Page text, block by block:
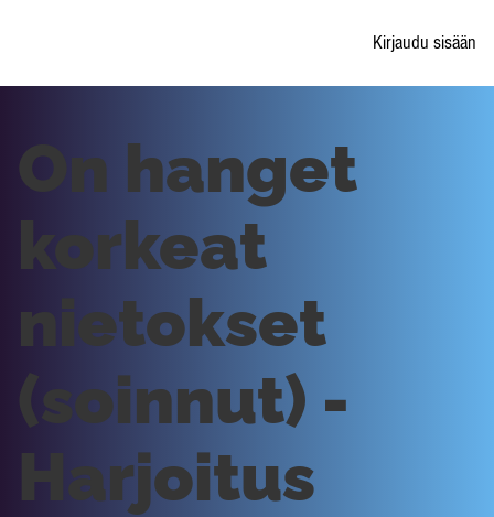
Kirjaudu sisään
On hanget
korkeat
nietokset
(soinnut) -
Harjoitus